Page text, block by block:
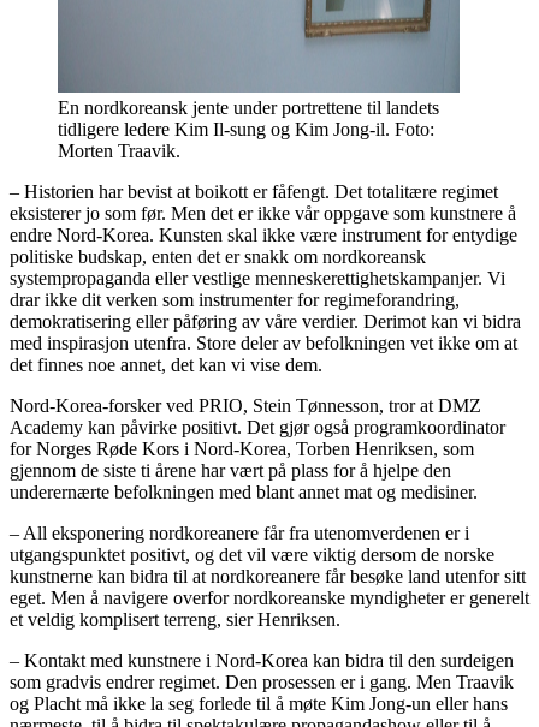
En nordkoreansk jente under portrettene til landets
tidligere ledere Kim Il-sung og Kim Jong-il. Foto:
Morten Traavik.
– Historien har bevist at boikott er fåfengt. Det totalitære regimet
eksisterer jo som før. Men det er ikke vår oppgave som kunstnere å
endre Nord-Korea. Kunsten skal ikke være instrument for entydige
politiske budskap, enten det er snakk om nordkoreansk
systempropaganda eller vestlige menneskerettighetskampanjer. Vi
drar ikke dit verken som instrumenter for regimeforandring,
demokratisering eller påføring av våre verdier. Derimot kan vi bidra
med inspirasjon utenfra. Store deler av befolkningen vet ikke om at
det finnes noe annet, det kan vi vise dem.
Nord-Korea-forsker ved PRIO, Stein Tønnesson, tror at DMZ
Academy kan påvirke positivt. Det gjør også programkoordinator
for Norges Røde Kors i Nord-Korea, Torben Henriksen, som
gjennom de siste ti årene har vært på plass for å hjelpe den
underernærte befolkningen med blant annet mat og medisiner.
– All eksponering nordkoreanere får fra utenomverdenen er i
utgangspunktet positivt, og det vil være viktig dersom de norske
kunstnerne kan bidra til at nordkoreanere får besøke land utenfor sitt
eget. Men å navigere overfor nordkoreanske myndigheter er generelt
et veldig komplisert terreng, sier Henriksen.
– Kontakt med kunstnere i Nord-Korea kan bidra til den surdeigen
som gradvis endrer regimet. Den prosessen er i gang. Men Traavik
og Placht må ikke la seg forlede til å møte Kim Jong-un eller hans